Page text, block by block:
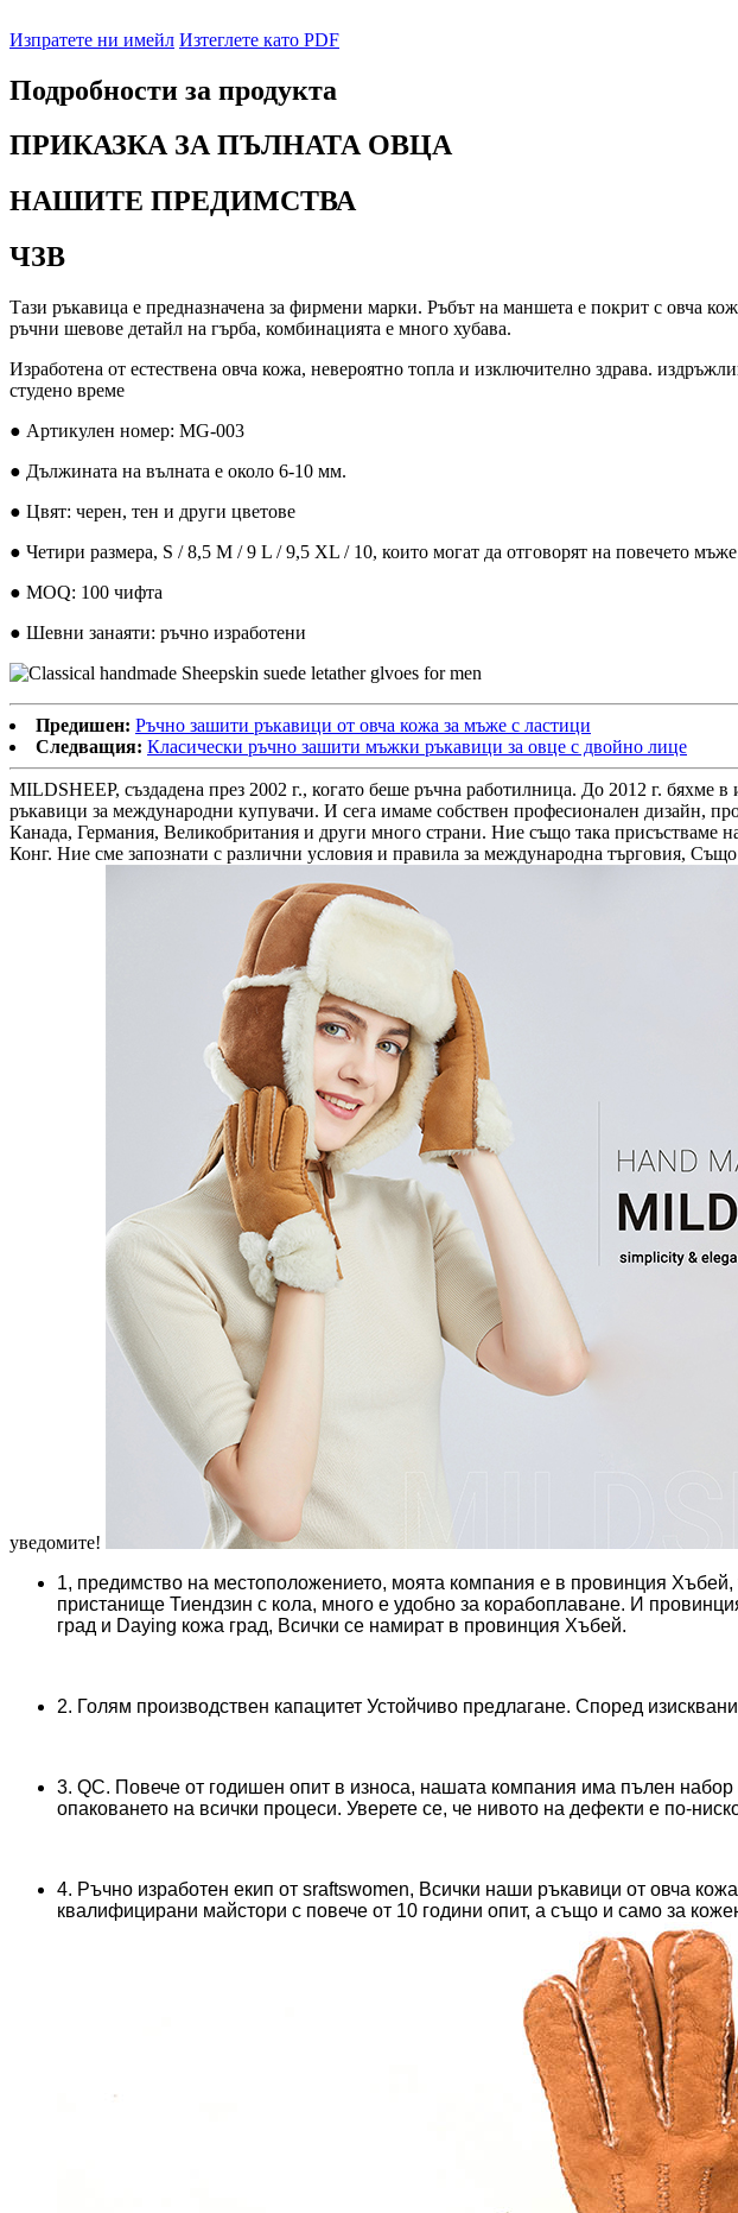
Изпратете ни имейл Изтеглете като PDF
Подробности за продукта
ПРИКАЗКА ЗА ПЪЛНАТА ОВЦА
НАШИТЕ ПРЕДИМСТВА
ЧЗВ
Тази ръкавица е предназначена за фирмени марки. Ръбът на маншета е покрит с овча
ръчни шевове детайл на гърба, комбинацията е много хубава.
Изработена от естествена овча кожа, невероятно топла и изключително здрава.
студено време
● Артикулен номер: MG-003
● Дължината на вълната е около 6-10 мм.
● Цвят: черен, тен и други цветове
● Четири размера, S / 8,5 M / 9 L / 9,5 XL / 10, които могат да отговорят на повечето
● MOQ: 100 чифта
● Шевни занаяти: ръчно изработени
Предишен: Ръчно зашити ръкавици от овча кожа за мъже с ластици
Следващия: Класически ръчно зашити мъжки ръкавици за овце с двойно лице
MILDSHEEP, създадена през 2002 г., когато беше ръчна работилница. До 2012 г.
ръкавици за международни купувачи. И сега имаме собствен професионален дизайн,
Канада, Германия, Великобритания и други много страни. Ние също така
Конг. Ние сме запознати с различни условия и правила за международна търговия,
уведомите!
1, предимство на местоположението, моята компания е в провинция
пристанище Тиендзин с кола, много е удобно за корабоплаване. И
град и Daying кожа град, Всички се намират в провинция Хъбей.
2. Голям производствен капацитет Устойчиво предлагане. Според
3. QC. Повече от годишен опит в износа, нашата компания има пълен
опаковането на всички процеси. Уверете се, че нивото на дефекти е по-
4. Ръчно изработен екип от sraftswomen, Всички наши ръкавици от овча
квалифицирани майстори с повече от 10 години опит, а също и само за